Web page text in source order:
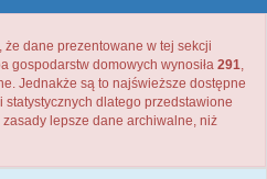
że dane prezentowane w tej sekcji
gospodarstw domowych wynosiła 291,
Jednakże są to najświeższe dostępne
dlatego przedstawione
lepsze dane archiwalne, niż